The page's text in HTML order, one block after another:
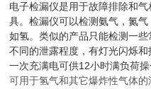
电子检漏仪是用于故障排除和
具。检漏仪可以检测氨气，氮
如氢。类似的产品只能检测一些
不同的泄露程度，有灯光闪烁和
一次充满电可供12小时满负荷操
可用于氢气和其它爆炸性气体的